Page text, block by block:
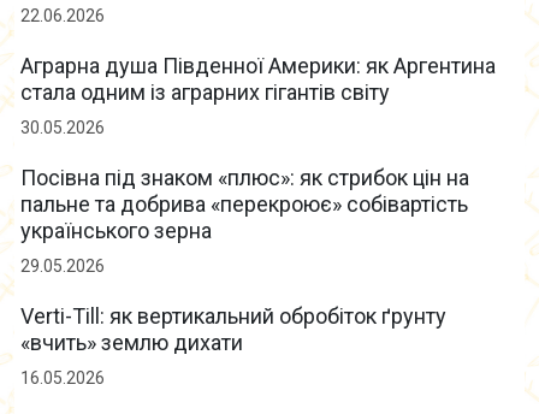
22.06.2026
Аграрна душа Південної Америки: як Аргентина
стала одним із аграрних гігантів світу
30.05.2026
Посівна під знаком «плюс»: як стрибок цін на
пальне та добрива «перекроює» собівартість
українського зерна
29.05.2026
Verti-Till: як вертикальний обробіток ґрунту
«вчить» землю дихати
16.05.2026